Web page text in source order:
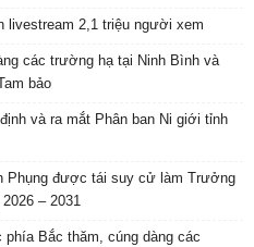
livestream 2,1 triệu người xem
các trường hạ tại Ninh Bình và
bảo
và ra mắt Phân ban Ni giới tỉnh
Phụng được tái suy cử làm Trưởng
– 2031
Bắc thăm, cúng dàng các